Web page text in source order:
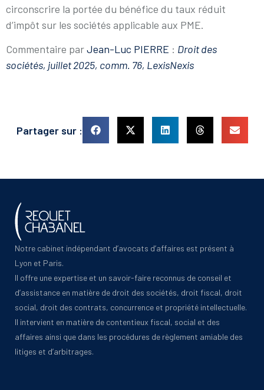
circonscrire la portée du bénéfice du taux réduit
d’impôt sur les sociétés applicable aux PME.
Commentaire parJean-Luc PIERRE : Droit des
sociétés, juillet 2025, comm. 76, LexisNexis
Partager sur :
Notre cabinet indépendant d’avocats d’affaires est présent à
Lyon et Paris.
Il offre une expertise et un savoir-faire reconnus de conseil et
d’assistance en matière de droit des sociétés, droit fiscal, droit
social, droit des contrats, concurrence et propriété intellectuelle.
Il intervient en matière de contentieux fiscal, social et des
affaires ainsi que dans les procédures de règlement amiable des
litiges et d’arbitrages.